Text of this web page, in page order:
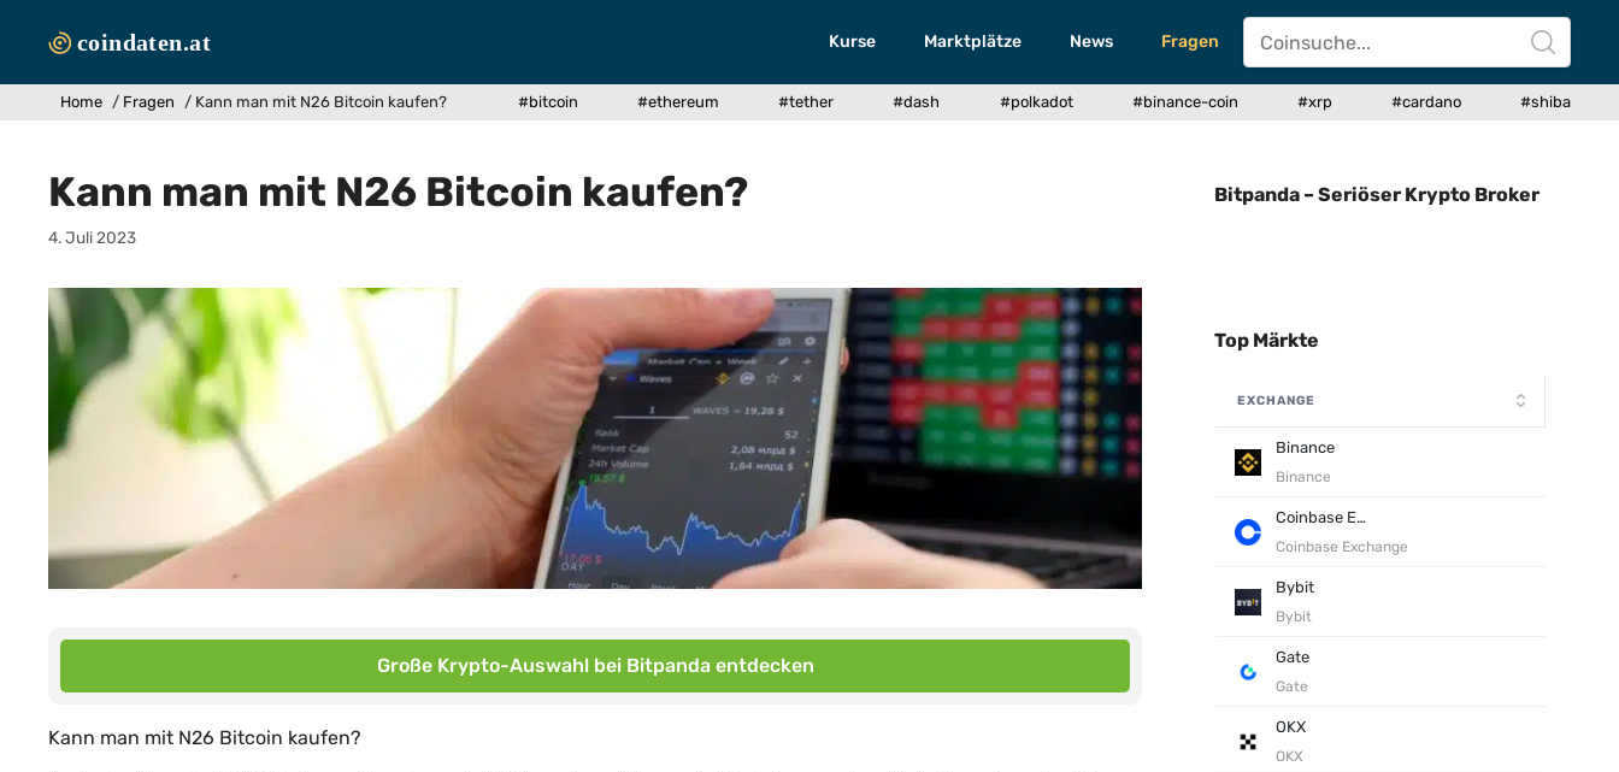
Inhalt
Kurse Marktplätze News Fragen
Home / Fragen / Kann man mit N26 Bitcoin kaufen? #bitcoin #ethereum #tether #dash #polkadot #binance-coin #xrp #cardano #shiba
Kann man mit N26 Bitcoin kaufen?
4. Juli 2023
Große Krypto-Auswahl bei Bitpanda entdecken
Kann man mit N26 Bitcoin kaufen?
Bitpanda – Seriöser Krypto Broker
Top Märkte
EXCHANGE
Binance
Binance
Coinbase Exchange
Coinbase Exchange
Bybit
Bybit
Gate
Gate
OKX
OKX